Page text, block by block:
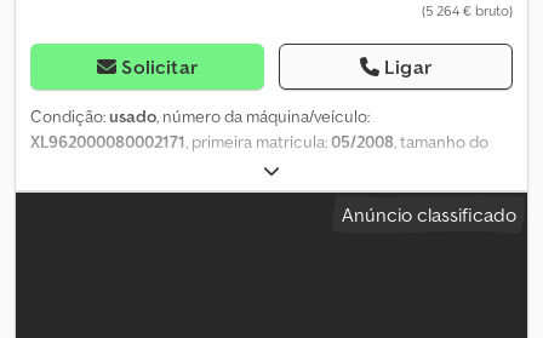
(5 264 € bruto)
Solicitar Ligar
Condição:usado, número da máquina/veículo:
XL962000080002171, primeira matrícula:05/2008, tamanho do
, configuração de eixo:
suspensão:ar, comprimento total:13 900 mm, largura total:2 550
, comprimento do espaço de carga:
Anúncio classificado